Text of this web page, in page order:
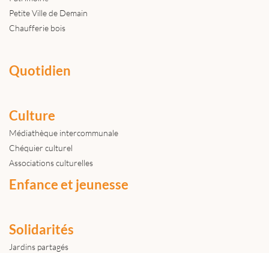
Petite Ville de Demain
Chaufferie bois
Quotidien
Culture
Médiathèque intercommunale
Chéquier culturel
Associations culturelles
Enfance et jeunesse
Solidarités
Jardins partagés